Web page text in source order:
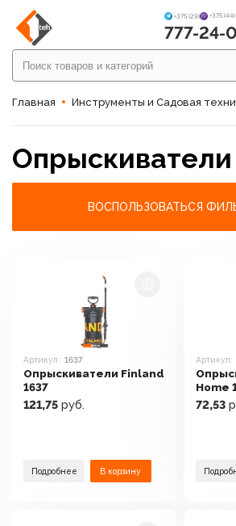
+375 (29) +375 (44)
777-24-
Главная Инструменты и Садовая
Опрыскиватели
ВОСПОЛЬЗОВАТЬСЯ
Артикул: 1637
Опрыскиватели Finland
1637
121,75 руб.
Подробнее В корзину
Артикул:
Home
72,53